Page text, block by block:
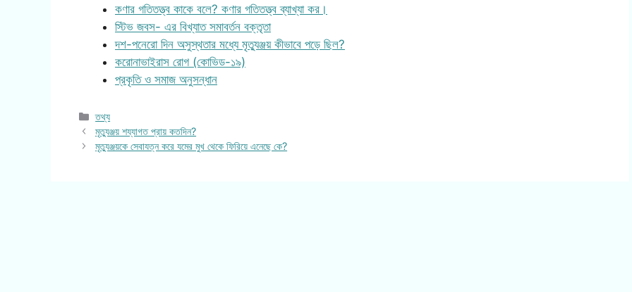
কণার গতিতত্ত্ব কাকে বলে? কণার গতিতত্ত্ব ব্যাখ্যা কর।
স্টিভ জবস- এর বিখ্যাত সমাবর্তন বক্তৃতা
দশ-পনেরো দিন অসুস্থতার মধ্যে মৃত্যুঞ্জয় কীভাবে পড়ে ছিল?
করোনাভাইরাস রোগ (কোভিড-১৯)
প্রকৃতি ও সমাজ অনুসন্ধান
Categories
তথ্য
মৃত্যুঞ্জয় শয্যাগত প্রায় কতদিন?
মৃত্যুঞ্জয়কে সেবাযত্ন করে যমের মুখ থেকে ফিরিয়ে এনেছে কে?